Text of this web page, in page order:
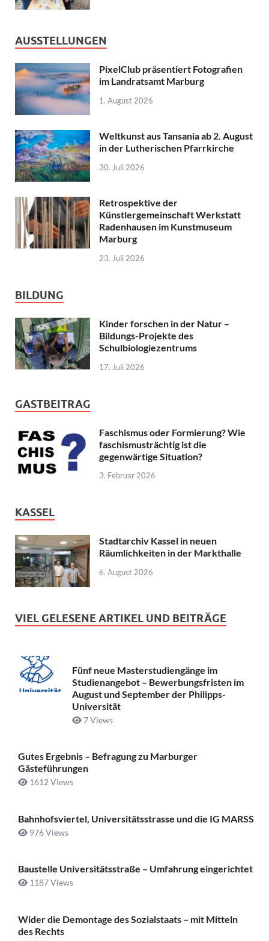
AUSSTELLUNGEN
PixelClub präsentiert Fotografien
im Landratsamt Marburg
1. August 2026
Weltkunst aus Tansania ab 2. August
in der Lutherischen Pfarrkirche
30. Juli 2026
Retrospektive der
Künstlergemeinschaft Werkstatt
Radenhausen im Kunstmuseum
Marburg
23. Juli 2026
BILDUNG
Kinder forschen in der Natur –
Bildungs-Projekte des
Schulbiologiezentrums
17. Juli 2026
GASTBEITRAG
Faschismus oder Formierung? Wie
faschismusträchtig ist die
gegenwärtige Situation?
3. Februar 2026
KASSEL
Stadtarchiv Kassel in neuen
Räumlichkeiten in der Markthalle
6. August 2026
VIEL GELESENE ARTIKEL UND BEITRÄGE
Fünf neue Masterstudiengänge im
Studienangebot – Bewerbungsfristen im
August und September der Philipps-
Universität
7 Views
Gutes Ergebnis – Befragung zu Marburger
Gästeführungen
1612 Views
Bahnhofsviertel, Universitätsstrasse und die IG MARSS
976 Views
Baustelle Universitätsstraße ­– Umfahrung eingerichtet
1187 Views
Wider die Demontage des Sozialstaats – mit Mitteln
des Rechts